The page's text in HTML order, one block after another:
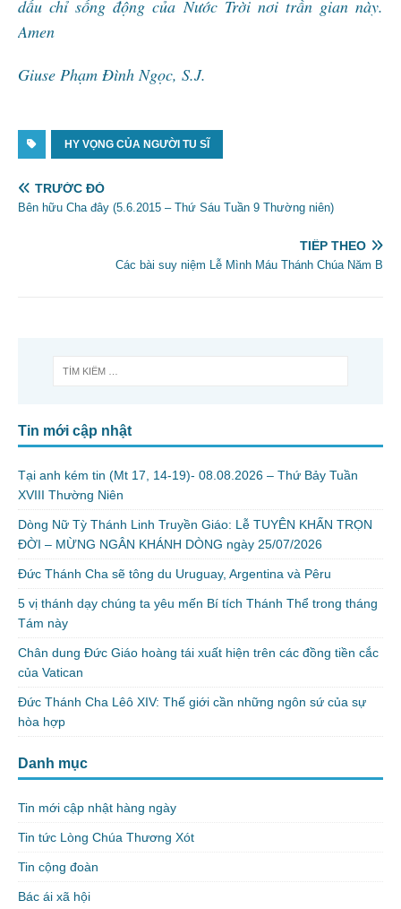
dấu chỉ sống động của Nước Trời nơi trần gian này.
Amen
Giuse Phạm Đình Ngọc, S.J.
HY VỌNG CỦA NGƯỜI TU SĨ
TRƯỚC ĐÓ
Bên hữu Cha đây (5.6.2015 – Thứ Sáu Tuần 9 Thường niên)
TIẾP THEO
Các bài suy niệm Lễ Mình Máu Thánh Chúa Năm B
Tin mới cập nhật
Tại anh kém tin (Mt 17, 14-19)- 08.08.2026 – Thứ Bảy Tuần
XVIII Thường Niên
Dòng Nữ Tỳ Thánh Linh Truyền Giáo: Lễ TUYÊN KHẤN TRỌN
ĐỜI – MỪNG NGÂN KHÁNH DÒNG ngày 25/07/2026
Đức Thánh Cha sẽ tông du Uruguay, Argentina và Pêru
5 vị thánh dạy chúng ta yêu mến Bí tích Thánh Thể trong tháng
Tám này
Chân dung Đức Giáo hoàng tái xuất hiện trên các đồng tiền cắc
của Vatican
Đức Thánh Cha Lêô XIV: Thế giới cần những ngôn sứ của sự
hòa hợp
Danh mục
Tin mới cập nhật hàng ngày
Tin tức Lòng Chúa Thương Xót
Tin cộng đoàn
Bác ái xã hội